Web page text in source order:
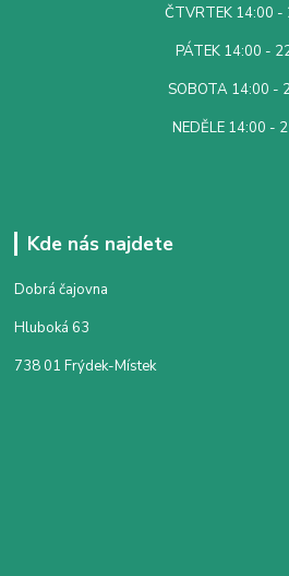
ČTVRTEK 14:00 -
PÁTEK 14:00 -
SOBOTA 14:00 -
NEDĚLE 14:00 -
Kde nás najdete
Dobrá čajovna
Hluboká 63
738 01 Frýdek-Místek